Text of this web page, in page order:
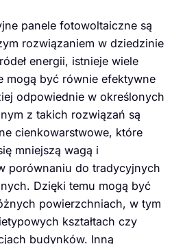
panele fotowoltaiczne są
rozwiązaniem w dziedzinie
energii, istnieje wiele
mogą być równie efektywne
odpowiednie w określonych
z takich rozwiązań są
cienkowarstwowe, które
mniejszą wagą i
porównaniu do tradycyjnych
Dzięki temu mogą być
powierzchniach, w tym
kształtach czy
budynków. Inną